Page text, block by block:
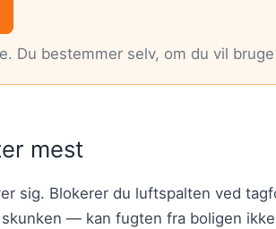
Du bestemmer selv, om du vil
mest
sig. Blokerer du luftspalten ved
— kan fugten fra boligen